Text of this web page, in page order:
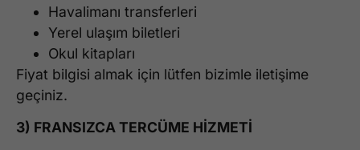
Havalimanı transferleri
Yerel ulaşım biletleri
Okul kitapları
Fiyat bilgisi almak için lütfen bizimle iletişime
geçiniz.
3) FRANSIZCA TERCÜME HİZMETİ